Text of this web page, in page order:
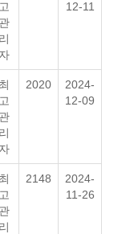
고
관
리
자
12-11
최
고
관
리
자
2020
2024-
12-09
최
고
관
리
2148
2024-
11-26